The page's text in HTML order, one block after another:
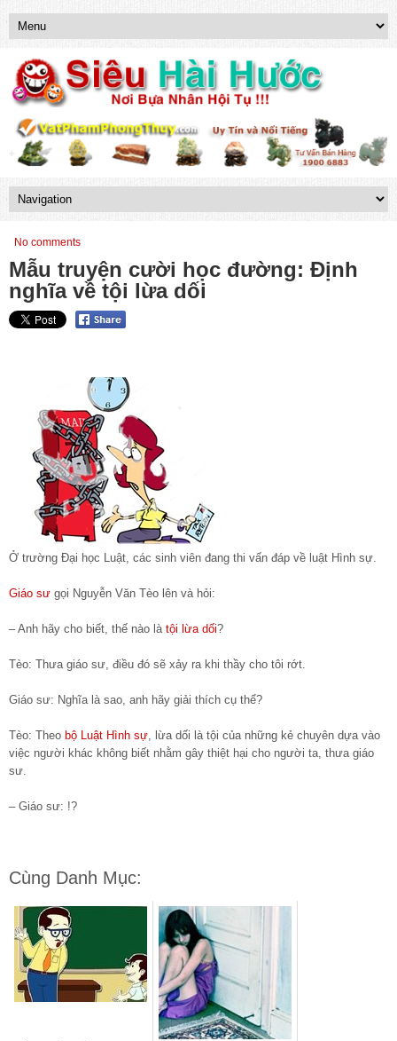
No comments
Mẫu truyện cười học đường: Định
nghĩa về tội lừa dối
Ở trường Đại học Luật, các sinh viên đang thi vấn đáp về luật Hình sự.
Giáo sư gọi Nguyễn Văn Tèo lên và hỏi:
– Anh hãy cho biết, thế nào là tội lừa dối?
Tèo: Thưa giáo sư, điều đó sẽ xảy ra khi thầy cho tôi rớt.
Giáo sư: Nghĩa là sao, anh hãy giải thích cụ thể?
Tèo: Theo bộ Luật Hình sự, lừa dối là tội của những kẻ chuyên dựa vào
việc người khác không biết nhằm gây thiệt hại cho người ta, thưa giáo
sư.
– Giáo sư: !?
Cùng Danh Mục: